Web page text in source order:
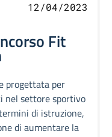
12/04/2023
Fit
progettata per
nel settore sportivo
di istruzione,
di aumentare la